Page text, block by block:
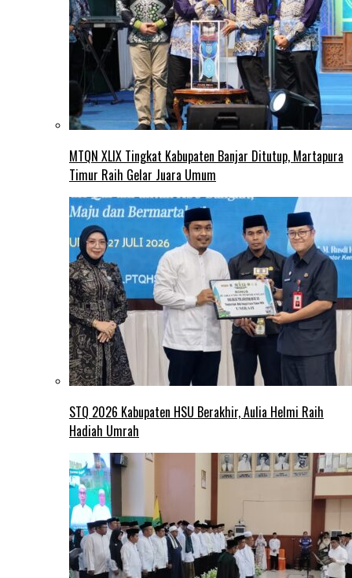
MTQN XLIX Tingkat Kabupaten Banjar Ditutup, Martapura
Timur Raih Gelar Juara Umum
STQ 2026 Kabupaten HSU Berakhir, Aulia Helmi Raih
Hadiah Umrah